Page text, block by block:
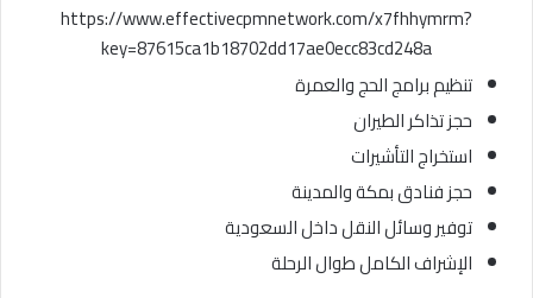
https://www.effectivecpmnetwork.com/x7fhhymrm?
key=87615ca1b18702dd17ae0ecc83cd248a
تنظيم برامج الحج والعمرة
حجز تذاكر الطيران
استخراج التأشيرات
حجز فنادق بمكة والمدينة
توفير وسائل النقل داخل السعودية
الإشراف الكامل طوال الرحلة